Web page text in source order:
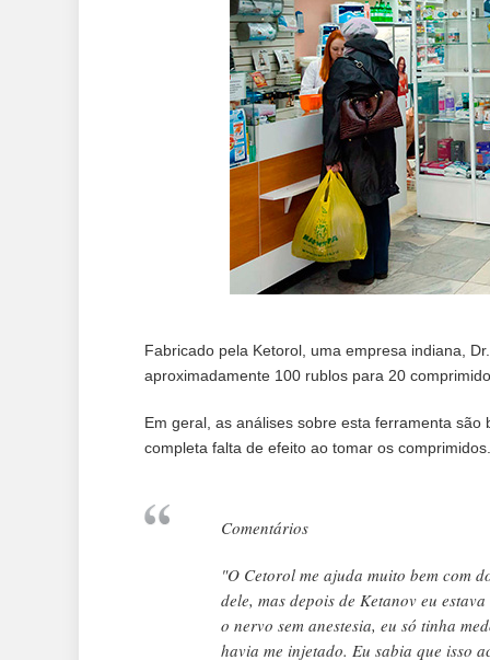
Fabricado pela Ketorol, uma empresa indiana,
aproximadamente 100 rublos para 20
Em geral, as análises sobre esta ferramenta
completa falta de efeito ao tomar os comprimidos.
Comentários
"O Cetorol me ajuda muito bem com
dele, mas depois de Ketanov eu
o nervo sem anestesia, eu só tinha
havia me injetado. Eu sabia que isso